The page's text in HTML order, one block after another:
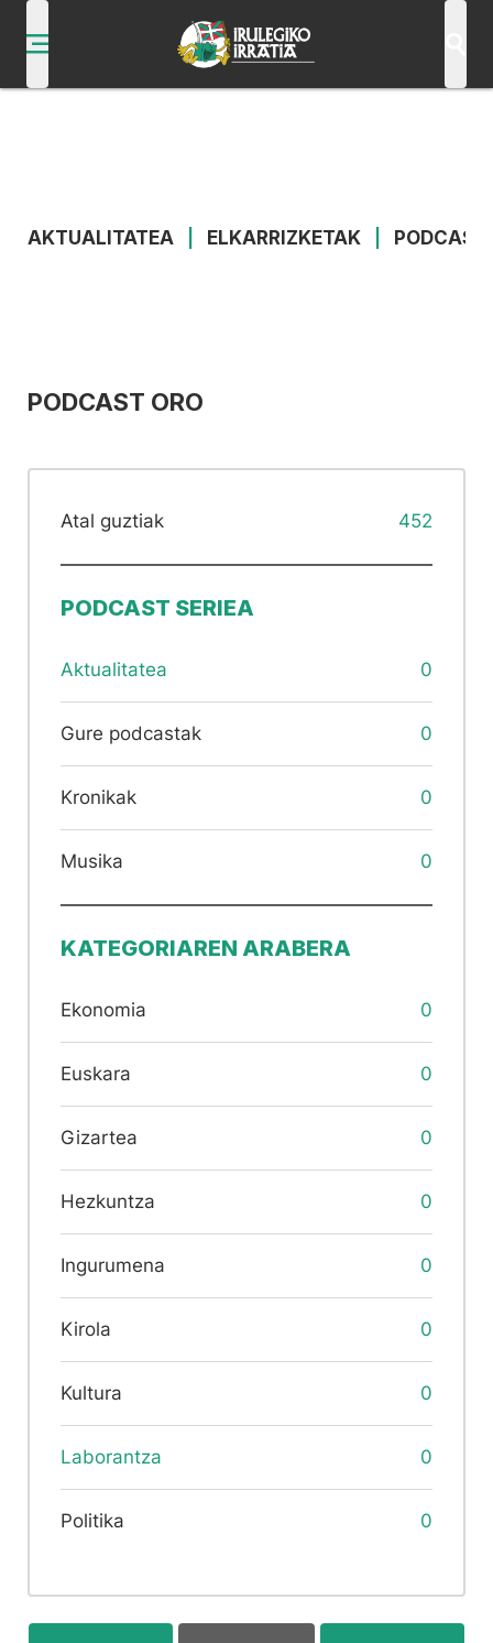
AKTUALITATEA ELKARRIZKETAK
PODCAST ORO
Atal guztiak 452
PODCAST SERIEA
Aktualitatea 0
Gure podcastak 0
Kronikak 0
Musika 0
KATEGORIAREN ARABERA
Ekonomia 0
Euskara 0
Gizartea 0
Hezkuntza 0
Ingurumena 0
Kirola 0
Kultura 0
Laborantza 0
Politika 0